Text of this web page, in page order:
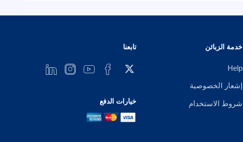
خدمة الزبائن
Help
إشعار الخصوصية
شروط الاستخدام
تابعنا
خيارات الدفع